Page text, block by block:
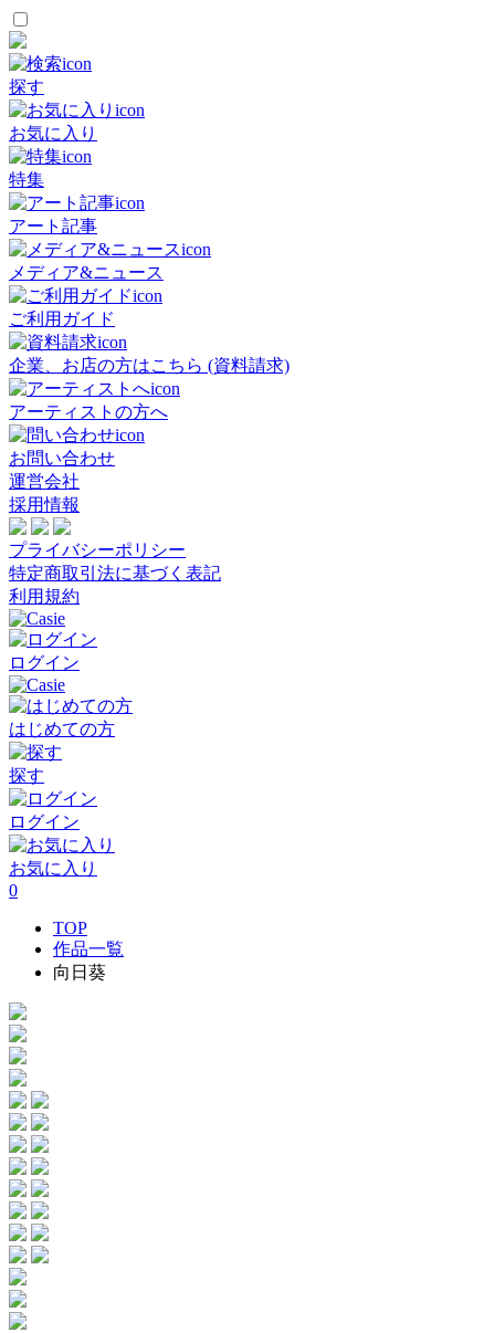
探す
お気に入り
特集
アート記事
メディア&ニュース
ご利用ガイド
企業、お店の方はこちら (資料請求)
アーティストの方へ
お問い合わせ
運営会社
採用情報
プライバシーポリシー
特定商取引法に基づく表記
利用規約
ログイン
はじめての方
探す
ログイン
お気に入り
0
TOP
作品一覧
向日葵